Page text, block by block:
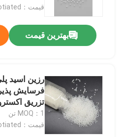
قیمت：To Be Negotiated
بهترین قیمت
رزین اسید
فرسایش
تزریق
MOQ：1 تن
قیمت：To Be Negotiated